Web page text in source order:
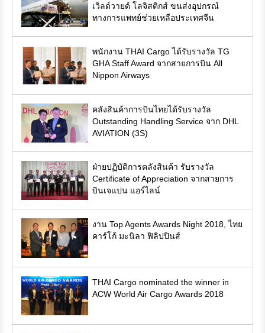
เวิลด์วายด์ โลจิสติกส์ ขนส่งอุปกรณ์
ทางการแพทย์ช่วยเหลือประเทศจีน
พนักงาน THAI Cargo ได้รับรางวัล TG
GHA Staff Award จากสายการบิน All
Nippon Airways
คลังสินค้าการบินไทยได้รับรางวัล
Outstanding Handling Service จาก DHL
AVIATION (3S)
ฝ่ายปฏิบัติการคลังสินค้า รับรางวัล
Certificate of Appreciation จากสายการ
บินเจแปน แอร์ไลน์
งาน Top Agents Awards Night 2018, ไทย
คาร์โก้ มะนิลา ฟิลิปปินส์
THAI Cargo nominated the winner in
ACW World Air Cargo Awards 2018